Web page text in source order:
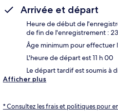
Arrivée et départ
Heure de début de
de fin de l'enregistrement :
Âge minimum pour effectuer
L'heure de départ est 11 h 00
Le départ tardif est soumis à
Afficher plus
* Consultez les frais et politiques pour